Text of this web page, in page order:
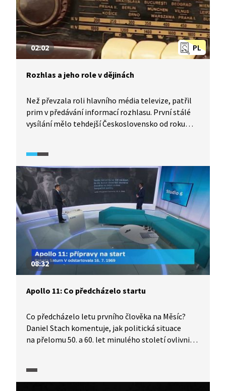
PL
02:02
Rozhlas a jeho role v dějinách
Než převzala roli hlavního média televize, patřil
prim v předávání informací rozhlasu. První stálé
vysílání mělo tehdejší Československo od roku
08:32
Apollo 11: Co předcházelo startu
Co předcházelo letu prvního člověka na Měsíc?
Daniel Stach komentuje, jak politická situace
na přelomu 50. a 60. let minulého století ovlivnila
při dobývání vesmíru. Jaké události vedly